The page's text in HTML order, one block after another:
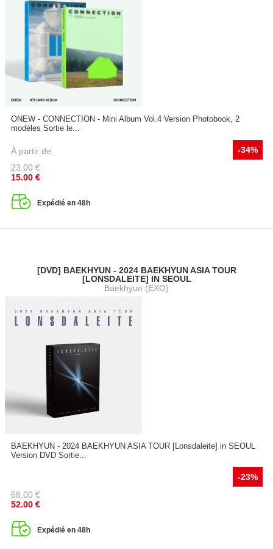
ONEW - CONNECTION - Mini Album Vol.4 Version Photobook, 2
modèles Sortie le...
À partir de
-34%
23.00 €
15.00 €
Expédié en 48h
[DVD] BAEKHYUN - 2024 BAEKHYUN ASIA TOUR
[LONSDALEITE] IN SEOUL
Baekhyun (EXO)
BAEKHYUN - 2024 BAEKHYUN ASIA TOUR [Lonsdaleite] in SEOUL
Version DVD Sortie...
-23%
68.00 €
52.00 €
Expédié en 48h